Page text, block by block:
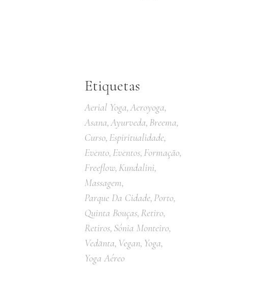
Etiquetas
Aerial Yoga Aeroyoga
Asana Ayurveda Breema
Curso Espiritualidade
Evento Eventos Formação
Freeflow Kundalini
Massagem
Parque Da Cidade Porto
Quinta Bouças Retiro
Retiros Sónia Monteiro
Vedānta Vegan Yoga
Yoga Aéreo